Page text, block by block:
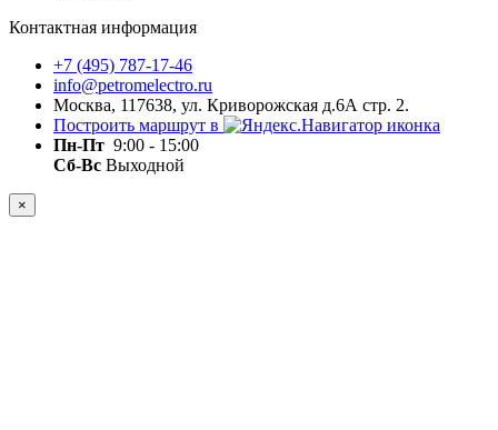
Контактная информация
+7 (495) 787-17-46
info@petromelectro.ru
Москва, 117638, ул. Криворожская д.6А стр. 2.
Построить маршрут в
Пн-Пт 9:00 - 15:00
Сб-Вс Выходной
×